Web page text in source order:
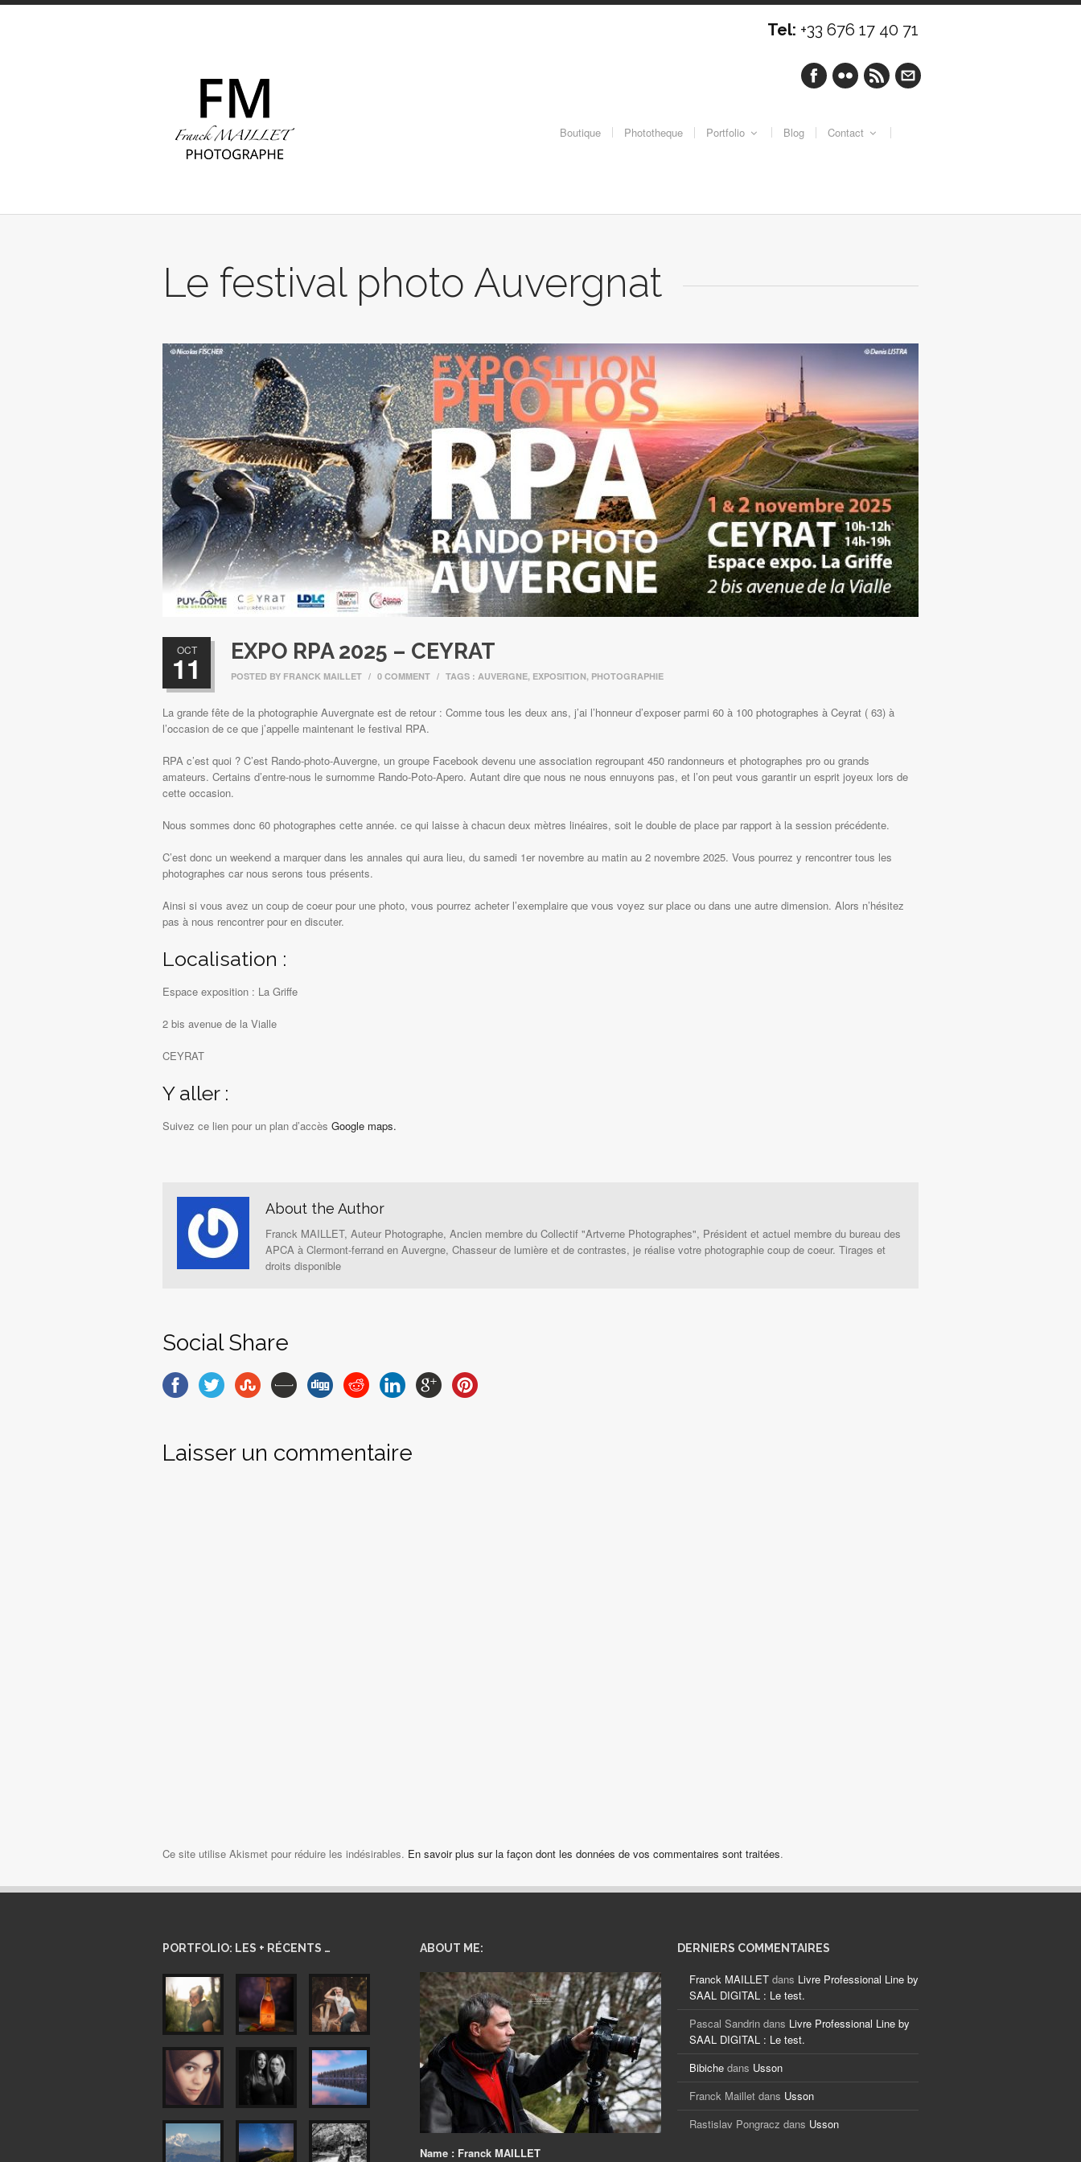
Tel: +33 676 17 40 71
Boutique Phototheque Portfolio Blog Contact
Le festival photo Auvergnat
OCT
11 EXPO RPA 2025 – CEYRAT
POSTED BY FRANCK MAILLET / 0 COMMENT / TAGS : AUVERGNE, EXPOSITION, PHOTOGRAPHIE
La grande fête de la photographie Auvergnate est de retour : Comme tous les deux ans, j’ai l’honneur d’exposer parmi 60 à 100 photographes à Ceyrat ( 63) à
l’occasion de ce que j’appelle maintenant le festival RPA.
RPA c’est quoi ? C’est Rando-photo-Auvergne, un groupe Facebook devenu une association regroupant 450 randonneurs et photographes pro ou grands
amateurs. Certains d’entre-nous le surnomme Rando-Poto-Apero. Autant dire que nous ne nous ennuyons pas, et l’on peut vous garantir un esprit joyeux lors de
cette occasion.
Nous sommes donc 60 photographes cette année. ce qui laisse à chacun deux mètres linéaires, soit le double de place par rapport à la session précédente.
C’est donc un weekend a marquer dans les annales qui aura lieu, du samedi 1er novembre au matin au 2 novembre 2025. Vous pourrez y rencontrer tous les
photographes car nous serons tous présents.
Ainsi si vous avez un coup de coeur pour une photo, vous pourrez acheter l’exemplaire que vous voyez sur place ou dans une autre dimension. Alors n’hésitez
pas à nous rencontrer pour en discuter.
Localisation :
Espace exposition : La Griffe
2 bis avenue de la Vialle
CEYRAT
Y aller :
Suivez ce lien pour un plan d’accès Google maps.
About the Author
Franck MAILLET, Auteur Photographe, Ancien membre du Collectif "Artverne Photographes", Président et actuel membre du bureau des
APCA à Clermont-ferrand en Auvergne, Chasseur de lumière et de contrastes, je réalise votre photographie coup de coeur. Tirages et
droits disponible
Social Share
Laisser un commentaire
Ce site utilise Akismet pour réduire les indésirables. En savoir plus sur la façon dont les données de vos commentaires sont traitées.
PORTFOLIO: LES + RÉCENTS … ABOUT ME:
Name :Franck MAILLET
DERNIERS COMMENTAIRES
Franck MAILLETdans Livre Professional Line by
SAAL DIGITAL : Le test.
Pascal Sandrindans Livre Professional Line by
SAAL DIGITAL : Le test.
Bibichedans Usson
Franck Mailletdans Usson
Rastislav Pongracz dans Usson